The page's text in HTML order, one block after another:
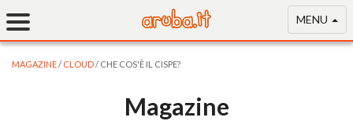
MENU
MAGAZINE/ CLOUD/ CHE COS'È IL CISPE?
Magazine